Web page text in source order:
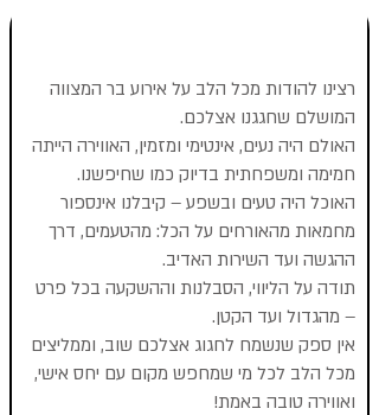
רצינו להודות מכל הלב על אירוע בר המצווה
המושלם שחגגנו אצלכם.
האולם היה נעים, אינטימי ומזמין, האווירה הייתה
חמימה ומשפחתית בדיוק כמו שחיפשנו.
האוכל היה טעים ובשפע – קיבלנו אינספור
מחמאות מהאורחים על הכל: מהטעמים, דרך
ההגשה ועד השירות האדיב.
תודה על הליווי, הסבלנות וההשקעה בכל פרט
– מהגדול ועד הקטן.
אין ספק שנשמח לחגוג אצלכם שוב, וממליצים
מכל הלב לכל מי שמחפש מקום עם יחס אישי,
ואווירה טובה באמת!